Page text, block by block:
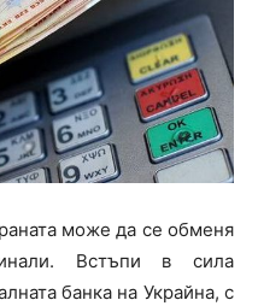
може да се обменя
Встъпи в сила
банка на Украйна, с